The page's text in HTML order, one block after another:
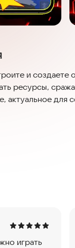
и
ресурсы,
актуальное
для
свое
играть